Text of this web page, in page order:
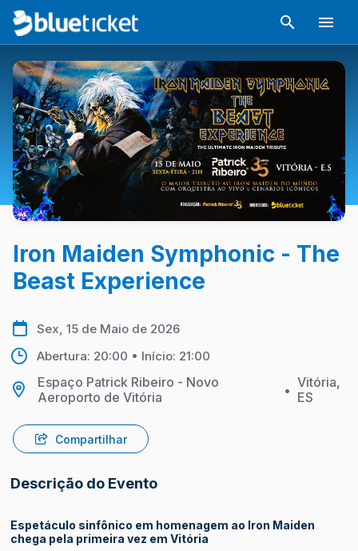
Iron Maiden Symphonic - The
Beast Experience
Sex, 15 de Maio de 2026
Abertura: 20:00 • Início: 21:00
Espaço Patrick Ribeiro - Novo
Aeroporto de Vitória
• Vitória,
ES
Compartilhar
Descrição do Evento
Espetáculo sinfônico em homenagem ao Iron Maiden
chega pela primeira vez em Vitória